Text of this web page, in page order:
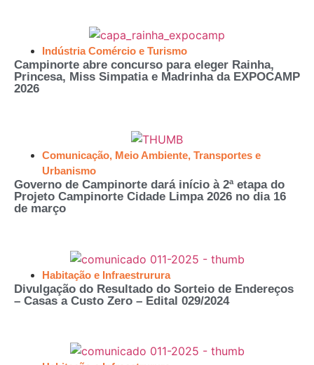
Indústria Comércio e Turismo
Campinorte abre concurso para eleger Rainha,
Princesa, Miss Simpatia e Madrinha da EXPOCAMP
2026
Comunicação, Meio Ambiente, Transportes e
Urbanismo
Governo de Campinorte dará início à 2ª etapa do
Projeto Campinorte Cidade Limpa 2026 no dia 16
de março
Habitação e Infraestrurura
Divulgação do Resultado do Sorteio de Endereços
– Casas a Custo Zero – Edital 029/2024